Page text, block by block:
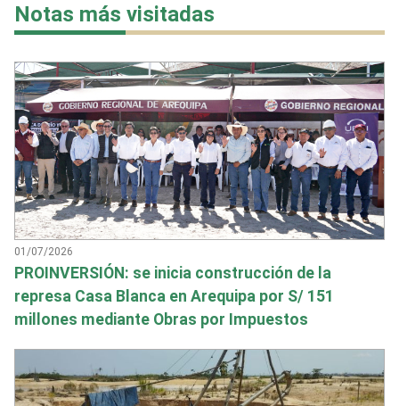
Notas más visitadas
01/07/2026
PROINVERSIÓN: se inicia construcción de la
represa Casa Blanca en Arequipa por S/ 151
millones mediante Obras por Impuestos